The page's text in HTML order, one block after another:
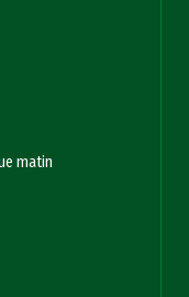
matin